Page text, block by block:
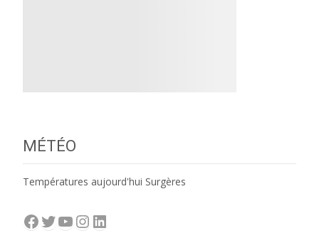
MÉTÉO
Températures aujourd'hui Surgères
Facebook
Twitter
YouTube
Instagram
LinkedIn